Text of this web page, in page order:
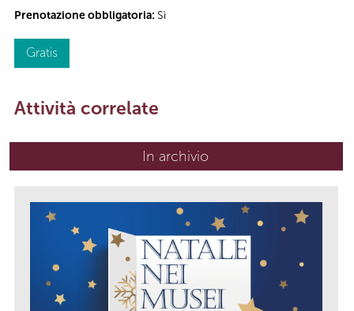
Prenotazione obbligatoria: Sì
Gratis
Attività correlate
In archivio